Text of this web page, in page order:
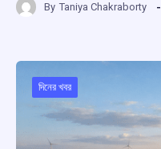
ce
o
o
k
By Taniya Chakraborty
দিনের খবর